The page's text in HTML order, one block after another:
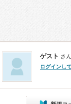
ゲスト さん
ログインし